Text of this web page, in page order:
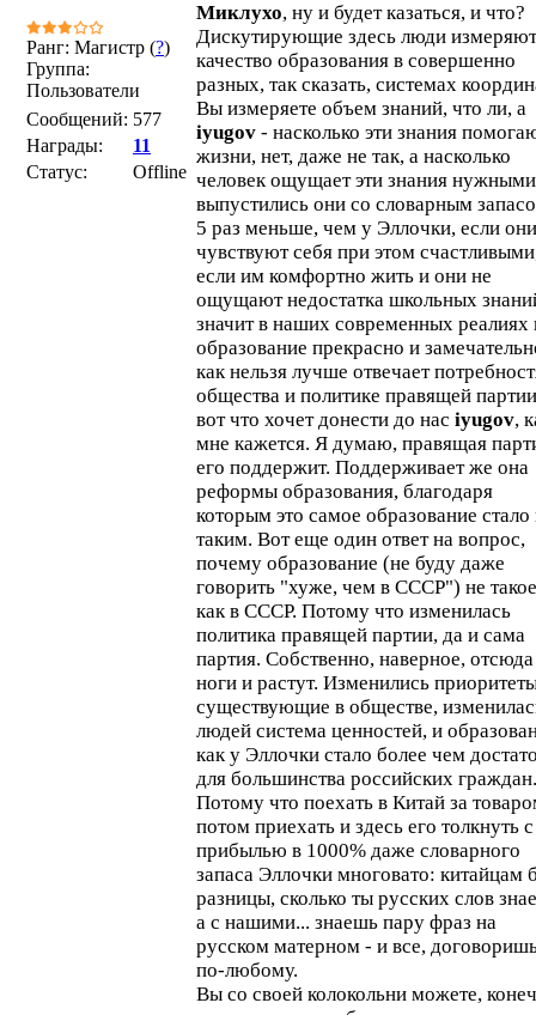
Ранг: Магистр (?)
Группа:
Пользователи
Сообщений: 577
Награды:
11
Статус:
Offline
Миклухо, ну и будет казаться, и что?
Дискутирующие здесь люди измеряют
качество образования в совершенно
разных, так сказать, системах
Вы измеряете объем знаний, что ли, а
iyugov - насколько эти знания
жизни, нет, даже не так, а насколько
человек ощущает эти знания
выпустились они со словарным
5 раз меньше, чем у Эллочки, если они
чувствуют себя при этом
если им комфортно жить и они не
ощущают недостатка школьных
значит в наших современных реалиях
образование прекрасно и
как нельзя лучше отвечает
общества и политике правящей
вот что хочет донести до нас iyugov,
мне кажется. Я думаю, правящая
его поддержит. Поддерживает же она
реформы образования, благодаря
которым это самое образование стало
таким. Вот еще один ответ на вопрос,
почему образование (не буду даже
говорить "хуже, чем в СССР") не
как в СССР. Потому что изменилась
политика правящей партии, да и сама
партия. Собственно, наверное, отсюда
ноги и растут. Изменились
существующие в обществе,
людей система ценностей, и
как у Эллочки стало более чем
для большинства российских граждан.
Потому что поехать в Китай за
потом приехать и здесь его толкнуть с
прибылью в 1000% даже словарного
запаса Эллочки многовато: китайцам
разницы, сколько ты русских слов
а с нашими... знаешь пару фраз на
русском матерном - и все,
по-любому.
Вы со своей колокольни можете,